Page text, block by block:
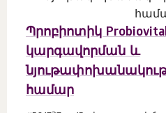
Պրոբիոտիկ
կարգավորման և
համար